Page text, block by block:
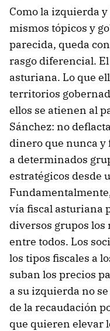
Como la izquierda
mismos tópicos y
parecida, queda
rasgo diferencial.
asturiana. Lo que
territorios
ellos se atienen al
Sánchez: no
dinero que nunca y
a determinados
estratégicos desde
vía fiscal asturiana
diversos grupos los
entre todos. Los
los tipos fiscales a
suban los precios
a su izquierda no
de la recaudación
que quieren elevar